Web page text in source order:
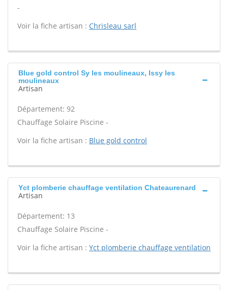
-
Voir la fiche artisan : Chrisleau sarl
Blue gold control Sy les moulineaux, Issy les
moulineaux
Artisan
Département: 92
Chauffage Solaire Piscine -
Voir la fiche artisan : Blue gold control
Yct plomberie chauffage ventilation Chateaurenard
Artisan
Département: 13
Chauffage Solaire Piscine -
Voir la fiche artisan : Yct plomberie chauffage ventilation